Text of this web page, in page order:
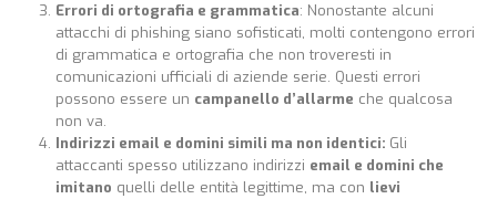
Errori di ortografia e grammatica: Nonostante alcuni
attacchi di phishing siano sofisticati, molti contengono errori
di grammatica e ortografia che non troveresti in
comunicazioni ufficiali di aziende serie. Questi errori
possono essere un campanello d’allarme che qualcosa
non va.
Indirizzi email e domini simili ma non identici: Gli
attaccanti spesso utilizzano indirizzi email e domini che
imitano quelli delle entità legittime, ma con lievi